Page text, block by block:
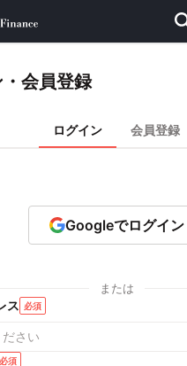
会員登録
ログイン 会員登録
Googleでログイン
または
ス 必須
必須